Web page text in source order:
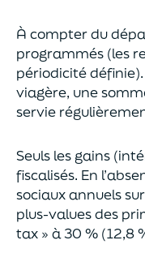
À compter du
programmés (les
périodicité
viagère, une
servie
Seuls les gains
fiscalisés. En
sociaux annuels
plus-values des
tax » à 30 % (12,8